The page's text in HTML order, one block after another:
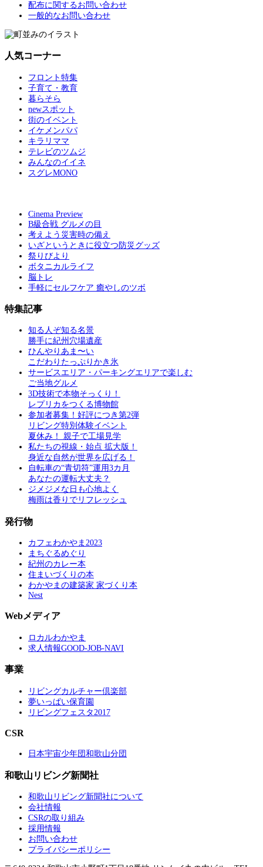
配布に関するお問い合わせ
一般的なお問い合わせ
人気コーナー
フロント特集
子育て・教育
暮らそら
newスポット
街のイベント
イケメンパパ
キラリママ
テレビのツムジ
みんなのイイネ
スグレMONO
Cinema Preview
B級合戦 グルメの目
考えよう災害時の備え
いざというときに役立つ防災グッズ
祭りびより
ボタニカルライフ
脳トレ
手軽にセルフケア 癒やしのツボ
特集記事
知る人ぞ知る名景
勝手に紀州穴場遺産
ひんやりあま〜い
こだわりたっぷりかき氷
サービスエリア・パーキングエリアで楽しむ
ご当地グルメ
3D技術で本物そっくり！
レプリカをつくる博物館
参加者募集！好評につき第2弾
リビング特別体験イベント
夏休み！ 親子で工場見学
私たちの視線・始点 拡大版！
身近な自然が世界を広げる！
自転車の“青切符”運用3カ月
あなたの運転大丈夫？
ジメジメな日も心地よく
梅雨は香りでリフレッシュ
発行物
カフェわかやま2023
まちぐるめぐり
紀州のカレー本
住まいづくりの本
わかやまの建築家 家づくり本
Nest
Webメディア
ロカルわかやま
求人情報GOOD-JOB-NAVI
事業
リビングカルチャー倶楽部
夢いっぱい保育園
リビングフェスタ2017
CSR
日本宇宙少年団和歌山分団
和歌山リビング新聞社
和歌山リビング新聞社について
会社情報
CSRの取り組み
採用情報
お問い合わせ
プライバシーポリシー